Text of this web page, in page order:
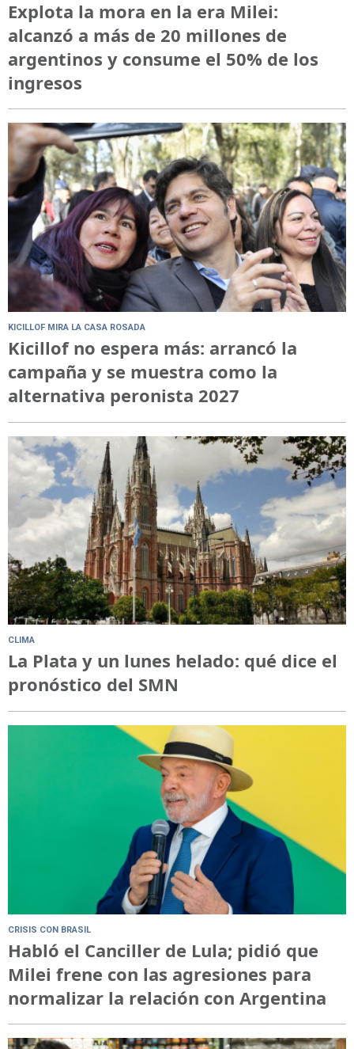
Explota la mora en la era Milei:
alcanzó a más de 20 millones de
argentinos y consume el 50% de los
ingresos
KICILLOF MIRA LA CASA ROSADA
Kicillof no espera más: arrancó la
campaña y se muestra como la
alternativa peronista 2027
CLIMA
La Plata y un lunes helado: qué dice el
pronóstico del SMN
CRISIS CON BRASIL
Habló el Canciller de Lula; pidió que
Milei frene con las agresiones para
normalizar la relación con Argentina